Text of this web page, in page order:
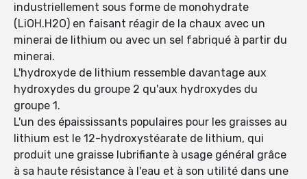
industriellement sous forme de monohydrate
(LiOH.H2O) en faisant réagir de la chaux avec un
minerai de lithium ou avec un sel fabriqué à partir du
minerai.
L'hydroxyde de lithium ressemble davantage aux
hydroxydes du groupe 2 qu'aux hydroxydes du
groupe 1.
L'un des épaississants populaires pour les graisses au
lithium est le 12-hydroxystéarate de lithium, qui
produit une graisse lubrifiante à usage général grâce
à sa haute résistance à l'eau et à son utilité dans une